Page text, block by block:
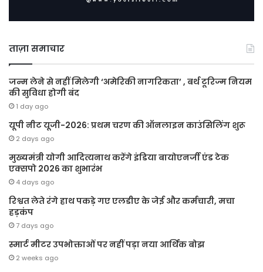
ताज़ा समाचार
जन्म लेने से नहीं मिलेगी ‘अमेरिकी नागरिकता’ , बर्थ टूरिज्म नियम
की सुविधा होगी बंद
1 day ago
यूपी नीट यूजी-2026: प्रथम चरण की ऑनलाइन काउंसिलिंग शुरू
2 days ago
मुख्यमंत्री योगी आदित्यनाथ करेंगे इंडिया बायोएनर्जी एंड टेक
एक्सपो 2026 का शुभारंभ
4 days ago
रिश्वत लेते रंगे हाथ पकड़े गए एलडीए के जेई और कर्मचारी, मचा
हड़कंप
7 days ago
स्मार्ट मीटर उपभोक्ताओं पर नहीं पड़ा नया आर्थिक बोझ
2 weeks ago